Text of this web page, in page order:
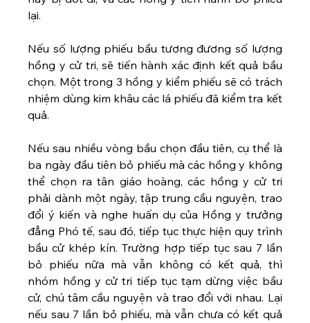
lại.
Nếu số lượng phiếu bầu tương đương số lượng
hồng y cử tri, sẽ tiến hành xác định kết quả bầu
chọn. Một trong 3 hồng y kiểm phiếu sẽ có trách
nhiệm dùng kim khâu các lá phiếu đã kiểm tra kết
quả.
Nếu sau nhiều vòng bầu chọn đầu tiên, cụ thể là
ba ngày đầu tiên bỏ phiếu mà các hồng y không
thể chọn ra tân giáo hoàng, các hồng y cử tri
phải dành một ngày, tập trung cầu nguyện, trao
đổi ý kiến và nghe huấn dụ của Hồng y trưởng
đẳng Phó tế, sau đó, tiếp tục thực hiện quy trình
bầu cử khép kín. Trường hợp tiếp tục sau 7 lần
bỏ phiếu nữa mà vẫn không có kết quả, thì
nhóm hồng y cử tri tiếp tục tạm dừng việc bầu
cử, chú tâm cầu nguyện và trao đổi với nhau. Lại
nếu sau 7 lần bỏ phiếu, mà vẫn chưa có kết quả